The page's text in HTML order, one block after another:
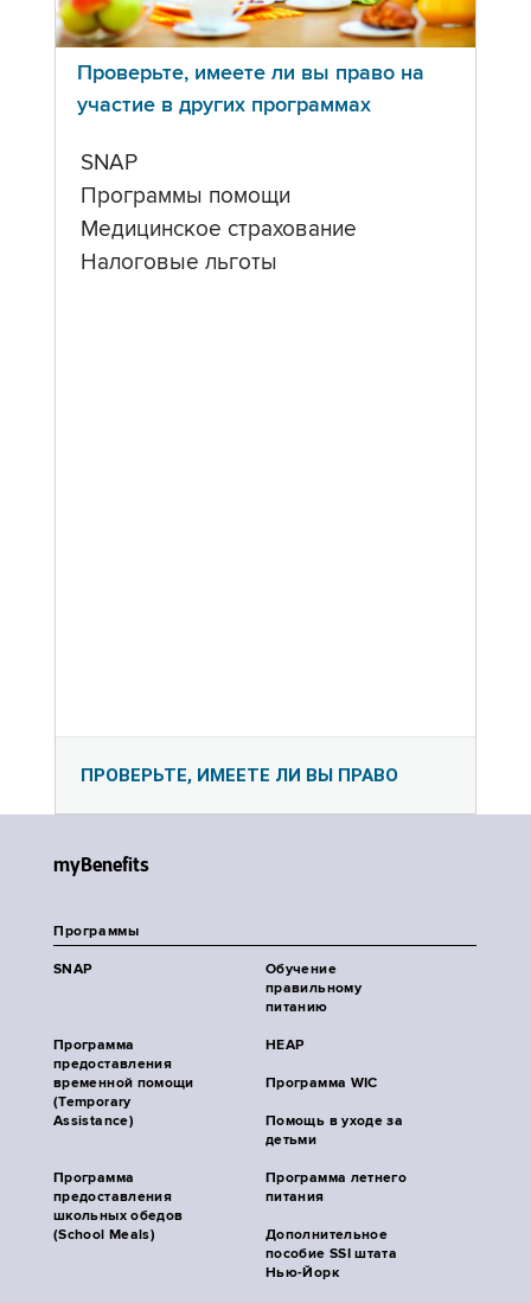
Проверьте, имеете ли вы право на
участие в других программах
SNAP
Программы помощи
Медицинское страхование
Налоговые льготы
ПРОВЕРЬТЕ, ИМЕЕТЕ ЛИ ВЫ ПРАВО
myBenefits
Программы
SNAP
Обучение
правильному
питанию
Программа
предоставления
временной помощи
(Temporary
Assistance)
HEAP
Программа WIC
Помощь в уходе за
детьми
Программа
предоставления
школьных обедов
(School Meals)
Программа летнего
питания
Дополнительное
пособие SSI штата
Нью-Йорк